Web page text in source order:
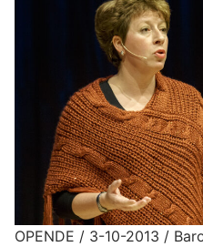
OPENDE / 3-10-2013 /